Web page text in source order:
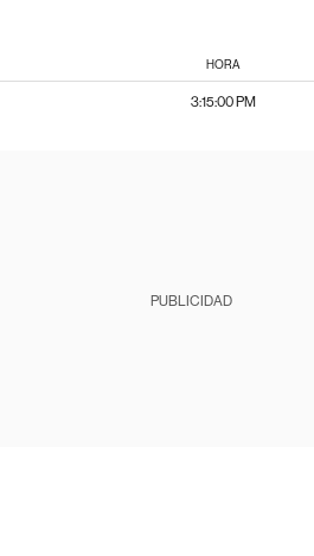
HORA
3:15:00 PM
PUBLICIDAD